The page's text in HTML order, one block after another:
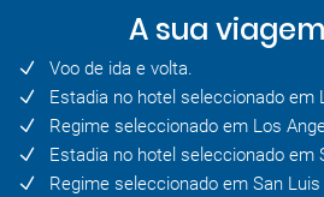
A sua
Voo de ida e volta.
Estadia no hotel seleccionado em
Regime seleccionado em Los
Estadia no hotel seleccionado em
Regime seleccionado em San Luis